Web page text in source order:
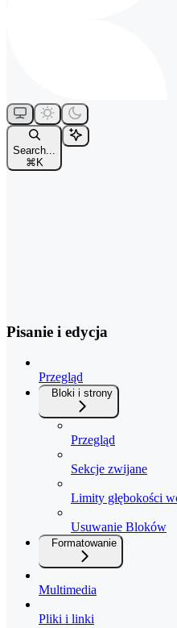
Search...
⌘ K
Pisanie i edycja
Przegląd
Bloki i strony
Przegląd
Sekcje zwijane
Limity głębokości
Usuwanie Bloków
Formatowanie
Multimedia
Pliki i linki